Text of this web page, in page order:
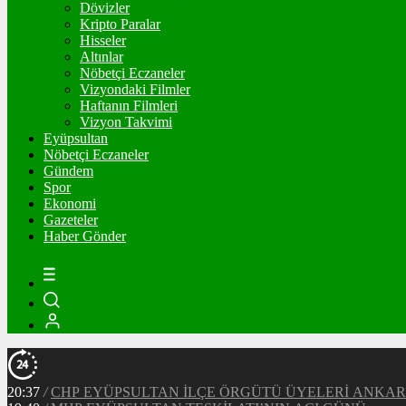
Dövizler
Kripto Paralar
Hisseler
Altınlar
Nöbetçi Eczaneler
Vizyondaki Filmler
Haftanın Filmleri
Vizyon Takvimi
Eyüpsultan
Nöbetçi Eczaneler
Gündem
Spor
Ekonomi
Gazeteler
Haber Gönder
20:37 / CHP EYÜPSULTAN İLÇE ÖRGÜTÜ ÜYELERİ